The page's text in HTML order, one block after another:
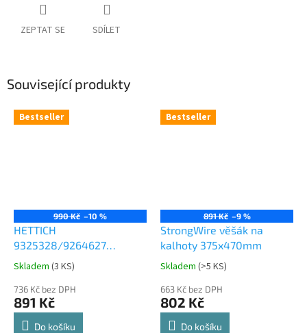
ZEPTAT SE SDÍLET
Související produkty
Bestseller
990 Kč –10 %
HETTICH
9325328/9264627
Comfort Spin 360° otočná
police 8kg
Průměrné
produktu
je
4,8
Skladem (3 KS)
736 Kč bez DPH
891 Kč
Do košíku
Bestseller
891 Kč –9 %
StrongWire věšák na
kalhoty 375x470mm
Průměrné
produktu
je
4,8
Skladem (>5 KS)
663 Kč bez DPH
802 Kč
Do košíku